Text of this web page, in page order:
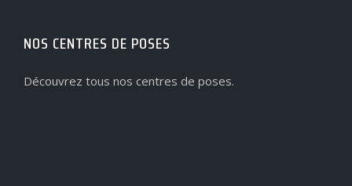
NOS CENTRES DE POSES
Découvrez tous nos centres de poses.